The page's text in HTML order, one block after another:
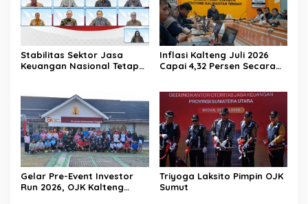
Stabilitas Sektor Jasa
Keuangan Nasional Tetap
Inflasi Kalteng Juli 2026
Capai 4,32 Persen Secara
Gelar Pre-Event Investor
Run 2026, OJK Kalteng
Triyoga Laksito Pimpin OJK
Sumut